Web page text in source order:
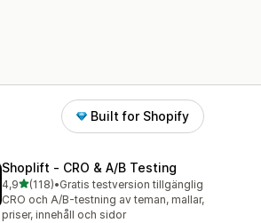
Built for Shopify
Shoplift ‑ CRO & A/B Testing
4,9av 5 stjärnor
(118)
118 recensioner totalt
•Gratis testversion tillgänglig
CRO och A/B-testning av teman, mallar,
priser, innehåll och sidor